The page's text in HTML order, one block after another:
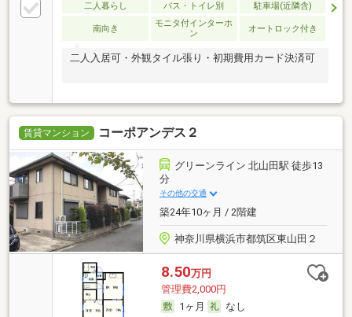
二人暮らし バス・トイレ別 駐車場(近隣含)
南向き
モニタ付インターホ
ン
オートロック付き
二人入居可・外観タイル張り・初期費用カード決済可
賃貸マンション コーポアンデス２
グリーンライン 北山田駅 徒歩13
分
その他の交通
築24年10ヶ月 / 2階建
神奈川県横浜市都筑区東山田２
8.50万円
管理費2,000円
1ヶ月
なし